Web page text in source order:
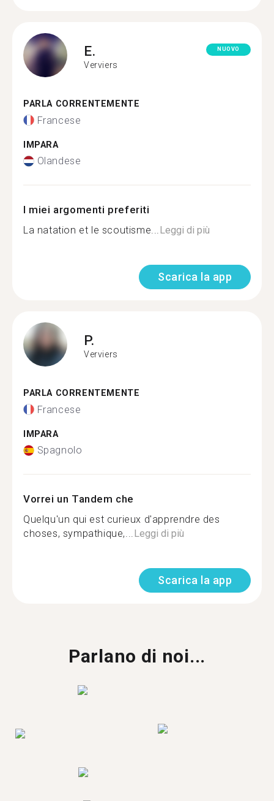
E.
Verviers
NUOVO
PARLA CORRENTEMENTE
Francese
IMPARA
Olandese
I miei argomenti preferiti
La natation et le scoutisme...Leggi di più
Scarica la app
P.
Verviers
PARLA CORRENTEMENTE
Francese
IMPARA
Spagnolo
Vorrei un Tandem che
Quelqu'un qui est curieux d'apprendre des
choses, sympathique,...Leggi di più
Scarica la app
Parlano di noi...